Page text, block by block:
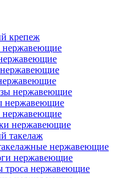
крепеж
нержавеющие
нержавеющие
нержавеющие
нержавеющие
такелаж
нержавеющие
нержавеющие
троса нержавеющие